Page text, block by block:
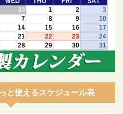
と使えるスケジュール表